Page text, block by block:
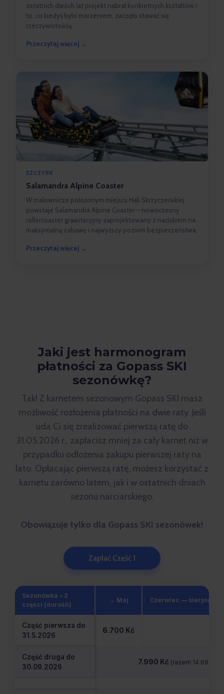
ostatnich dwóch lat projekt nabrał konkretnych kształtów i
to, co kiedyś było marzeniem, zaczęło stawać się
rzeczywistością.
Przeczytaj więcej →
SZCZYRK
Salamandra Alpine Coaster
W malowniczo położonym miejscu Hali Skrzyczeńskiej
powstaje Salamandra Alpine Coaster – nowoczesny
rollercoaster grawitacyjny zaprojektowany z naciskiem na
maksymalną zabawę i najwyższy poziom bezpieczeństwa.
Przeczytaj więcej →
Jaki jest harmonogram
płatności za Gopass SKI
sezonówkę?
Tak! Z karnetem sezonowym Gopass SKI masz
możliwość rozłożenia płatności na dwie raty. Jeśli
uda Ci się zrealizować pierwszą ratę do
31.05.2026 r., zapłacisz mniej za cały karnet niż w
przypadku odłożenia zakupu pierwszej raty na
lato. Opłacając pierwszą ratę, możesz korzystać z
karnetu zarówno latem, jak i w ostatnich dniach
sezonu narciarskiego.
Obowiązuje tylko dla Gopass SKI sezonówek!
Zapłać Część 1
Sezonówka – 2
części (dorośli)
→ Maj Czerwiec — sierpień
Część pierwsza do
31.5.2026
6.700 Kč
Część druga do
30.09.2026
7.990 Kč (razem 14.690 Kč)